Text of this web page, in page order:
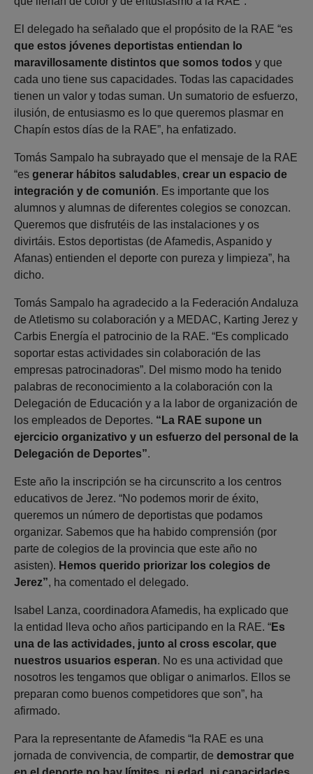
El delegado ha señalado que el propósito de la RAE “es
que estos jóvenes deportistas entiendan lo
maravillosamente distintos que somos todos y que
cada uno tiene sus capacidades. Todas las capacidades
tienen un valor y todas suman. Un sumatorio de esfuerzo,
ilusión, de entusiasmo es lo que queremos plasmar en
Chapín estos días de la RAE”, ha enfatizado.
Tomás Sampalo ha subrayado que el mensaje de la RAE
“es generar hábitos saludables, crear un espacio de
integración y de comunión. Es importante que los
alumnos y alumnas de diferentes colegios se conozcan.
Queremos que disfrutéis de las instalaciones y os
divirtáis. Estos deportistas (de Afamedis, Aspanido y
Afanas) entienden el deporte con pureza y limpieza”, ha
dicho.
Tomás Sampalo ha agradecido a la Federación Andaluza
de Atletismo su colaboración y a MEDAC, Karting Jerez y
Carbis Energía el patrocinio de la RAE. “Es complicado
soportar estas actividades sin colaboración de las
empresas patrocinadoras”. Del mismo modo ha tenido
palabras de reconocimiento a la colaboración con la
Delegación de Educación y a la labor de organización de
los empleados de Deportes. “La RAE supone un
ejercicio organizativo y un esfuerzo del personal de la
Delegación de Deportes”.
Este año la inscripción se ha circunscrito a los centros
educativos de Jerez. “No podemos morir de éxito,
queremos un número de deportistas que podamos
organizar. Sabemos que ha habido comprensión (por
parte de colegios de la provincia que este año no
asisten). Hemos querido priorizar los colegios de
Jerez”, ha comentado el delegado.
Isabel Lanza, coordinadora Afamedis, ha explicado que
la entidad lleva ocho años participando en la RAE. “Es
una de las actividades, junto al cross escolar, que
nuestros usuarios esperan. No es una actividad que
nosotros les tengamos que obligar o animarlos. Ellos se
preparan como buenos competidores que son”, ha
afirmado.
Para la representante de Afamedis “la RAE es una
jornada de convivencia, de compartir, de demostrar que